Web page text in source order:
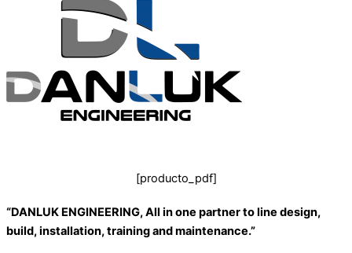
[producto_pdf]
“DANLUK ENGINEERING, All in one partner to line design,
build, installation, training and maintenance.”